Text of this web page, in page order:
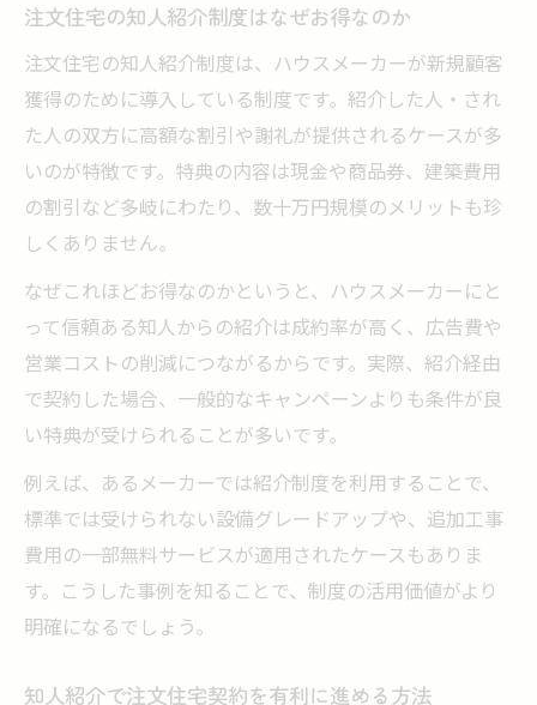
注文住宅の知人紹介制度はなぜお得なのか
注文住宅の知人紹介制度は、ハウスメーカーが新規顧客
獲得のために導入している制度です。紹介した人・され
た人の双方に高額な割引や謝礼が提供されるケースが多
いのが特徴です。特典の内容は現金や商品券、建築費用
の割引など多岐にわたり、数十万円規模のメリットも珍
しくありません。
なぜこれほどお得なのかというと、ハウスメーカーにと
って信頼ある知人からの紹介は成約率が高く、広告費や
営業コストの削減につながるからです。実際、紹介経由
で契約した場合、一般的なキャンペーンよりも条件が良
い特典が受けられることが多いです。
例えば、あるメーカーでは紹介制度を利用することで、
標準では受けられない設備グレードアップや、追加工事
費用の一部無料サービスが適用されたケースもありま
す。こうした事例を知ることで、制度の活用価値がより
明確になるでしょう。
知人紹介で注文住宅契約を有利に進める方法